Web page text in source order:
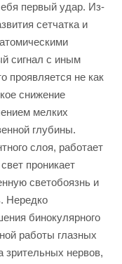
первый удар. Из-
сетчатка и
сигнал с иным
проявляется не как
снижение
мелких
глубины.
слоя, работает
проникает
светобоязнь и
Нередко
бинокулярного
работы глазных
зрительных нервов,